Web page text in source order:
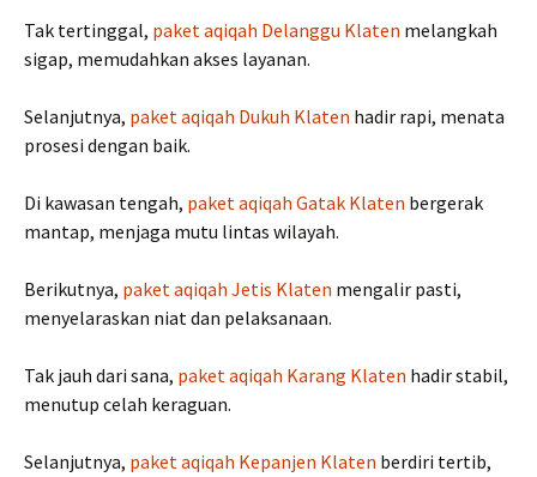
Tak tertinggal, paket aqiqah Delanggu Klaten melangkah
sigap, memudahkan akses layanan.
Selanjutnya, paket aqiqah Dukuh Klaten hadir rapi, menata
prosesi dengan baik.
Di kawasan tengah, paket aqiqah Gatak Klaten bergerak
mantap, menjaga mutu lintas wilayah.
Berikutnya, paket aqiqah Jetis Klaten mengalir pasti,
menyelaraskan niat dan pelaksanaan.
Tak jauh dari sana, paket aqiqah Karang Klaten hadir stabil,
menutup celah keraguan.
Selanjutnya, paket aqiqah Kepanjen Klaten berdiri tertib,